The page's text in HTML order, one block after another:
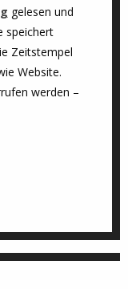
gelesen und
speichert
Zeitstempel
Website.
werden –